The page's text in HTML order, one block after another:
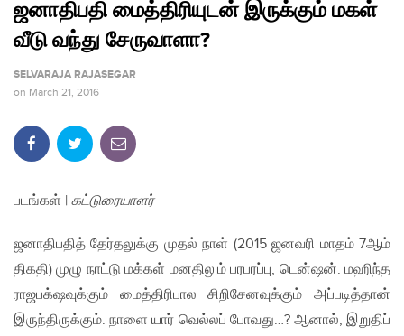
ஜனாதிபதி மைத்திரியுடன் இருக்கும் மகள்
வீடு வந்து சேருவாளா?
SELVARAJA RAJASEGAR
on March 21, 2016
படங்கள் | கட்டுரையாளர்
ஜனாதிபதித் தேர்தலுக்கு முதல் நாள் (2015 ஜனவரி மாதம் 7ஆம்
திகதி) முழு நாட்டு மக்கள் மனதிலும் பரபரப்பு, டென்ஷன். மஹிந்த
ராஜபக்‌ஷவுக்கும் மைத்திரிபால சிறிசேனவுக்கும் அப்படித்தான்
இருந்திருக்கும். நாளை யார் வெல்லப் போவது…? ஆனால், இறுதிப்